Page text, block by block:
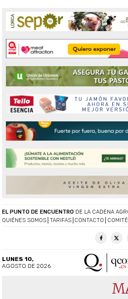
QUIÉNES SOMOS TARIFAS CONTACTO
EL PUNTO DE ENCUENTRO DE LA CADENA
LUNES 10,
AGOSTO DE 2026